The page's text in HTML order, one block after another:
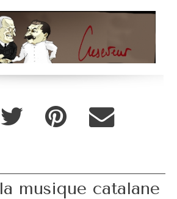
musique catalane